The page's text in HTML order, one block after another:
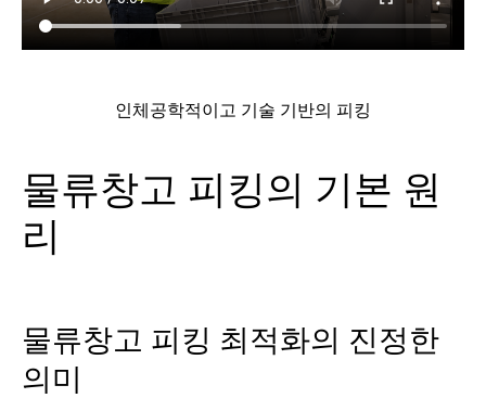
인체공학적이고 기술 기반의 피킹
물류창고 피킹의 기본 원
리
물류창고 피킹 최적화의 진정한
의미